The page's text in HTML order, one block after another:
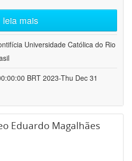
leia mais
Universidade Católica do Rio
BRT 2023-Thu Dec 31
Eduardo Magalhães